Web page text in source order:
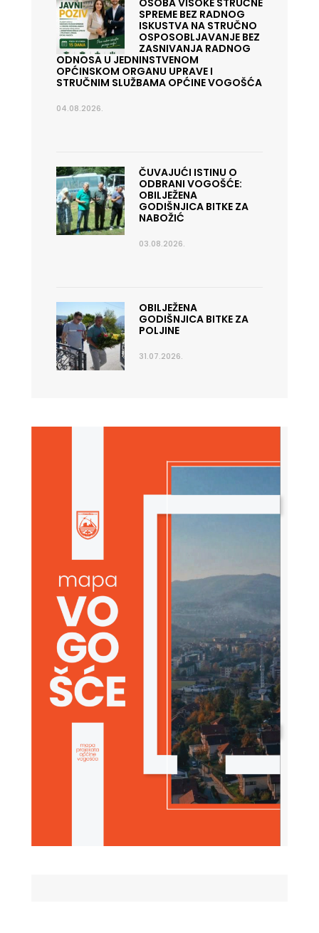
OSOBA VISOKE STRUČNE
SPREME BEZ RADNOG
ISKUSTVA NA STRUČNO
OSPOSOBLJAVANJE BEZ
ZASNIVANJA RADNOG
ODNOSA U JEDNINSTVENOM
OPĆINSKOM ORGANU UPRAVE I
STRUČNIM SLUŽBAMA OPĆINE VOGOŠĆA
04.08.2026.
ČUVAJUĆI ISTINU O
ODBRANI VOGOŠĆE:
OBILJEŽENA
GODIŠNJICA BITKE ZA
NABOŽIĆ
03.08.2026.
OBILJEŽENA
GODIŠNJICA BITKE ZA
POLJINE
31.07.2026.